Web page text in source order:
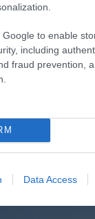
Google to enable
including
fraud prevention,
Data Access
ορίων
από τις
ανιχνεύθηκαν